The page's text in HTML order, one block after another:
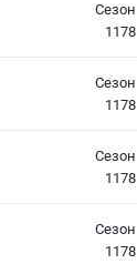
Сезон
1178
Сезон
1178
Сезон
1178
Сезон
1178